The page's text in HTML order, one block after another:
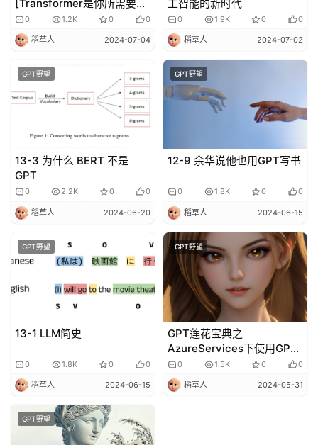
[Transformer是你所需要
的]
0 1.2K 0 0
稻草人 2024-07-04
工智能的新时代
0 1.9K 0 0
稻草人 2024-07-02
GPT野望
13-3 为什么 BERT 不是
GPT
0 2.2K 0 0
稻草人 2024-06-20
GPT野望
12-9 余华说他也用GPT写书
0 1.8K 0 0
稻草人 2024-06-15
GPT野望
13-1 LLM简史
0 1.8K 0 0
稻草人 2024-06-15
GPT野望
GPT莲花宝典之
AzureServices下使用GPT
揭秘
0 1.5K 0 0
稻草人 2024-05-31
GPT野望